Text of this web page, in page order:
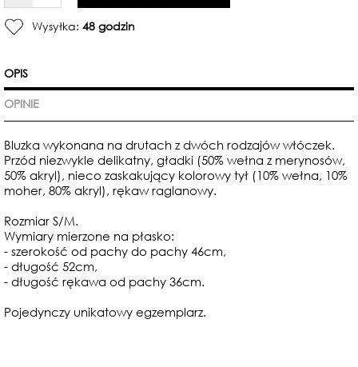
Wysyłka: 48 godzin
OPIS
OPINIE
Bluzka wykonana na drutach z dwóch rodzajów włóczek.
Przód niezwykle delikatny, gładki (50% wełna z merynosów,
50% akryl), nieco zaskakujący kolorowy tył (10% wełna, 10%
moher, 80% akryl), rękaw raglanowy.
Rozmiar S/M.
Wymiary mierzone na płasko:
- szerokość od pachy do pachy 46cm,
- długość 52cm,
- długość rękawa od pachy 36cm.
Pojedynczy unikatowy egzemplarz.